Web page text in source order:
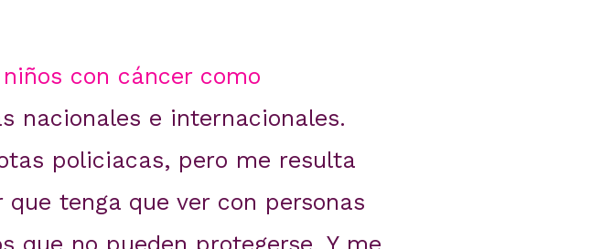
con cáncer como
nacionales e internacionales.
policiacas, pero me resulta
tenga que ver con personas